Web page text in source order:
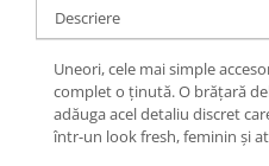
COLIERE CU PERLE
Coliere cu Perle Preciosa
COLIERE ȘNUR REGLABIL
Coliere cu Inimioare
Descriere
Uneori, cele mai simple
complet o ținută. O brățară
adăuga acel detaliu discret
într-un look fresh, feminin și